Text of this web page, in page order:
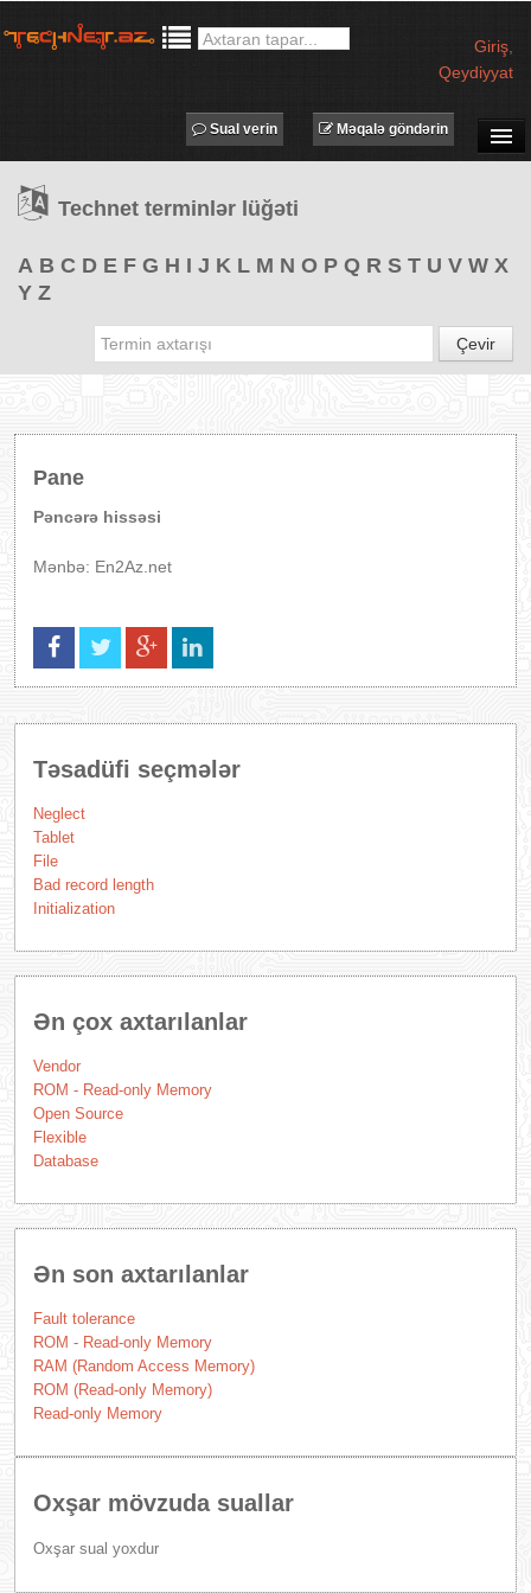
Giriş
Qeydiyyat
TƏDBİRLƏR
PROQRAMLAR
Məqalə göndərin
Sual verin
Technet terminlər lüğəti
A B C D E F G H I J K L M N O P Q R S T U V W X
Y Z
Çevir
Pane
Pəncərə hissəsi
Mənbə: En2Az.net
Təsadüfi seçmələr
Neglect
Tablet
File
Bad record length
Initialization
Ən çox axtarılanlar
Vendor
ROM - Read-only Memory
Open Source
Flexible
Database
Ən son axtarılanlar
Fault tolerance
ROM - Read-only Memory
RAM (Random Access Memory)
ROM (Read-only Memory)
Read-only Memory
Oxşar mövzuda suallar
Oxşar sual yoxdur